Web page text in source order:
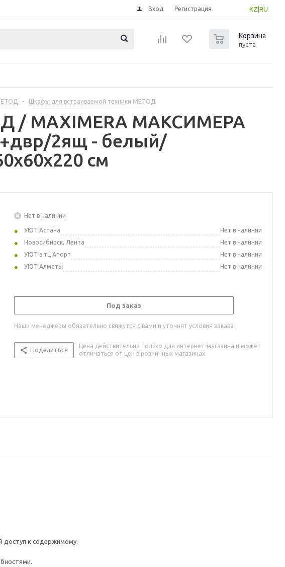
KZ RU
Вход Регистрация
Корзина
пуста
- Шкафы для встраиваемой техники МЕТОД
/ MAXIMERA МАКСИМЕРА
2ящ - белый/
см
Нет в наличии
УЮТ Астана
Нет в наличии
Новосибирск, Лента
Нет в наличии
УЮТ в тц Апорт
Нет в наличии
УЮТ Алматы
Нет в наличии
Под заказ
Наши менеджеры обязательно свяжутся с вами и уточнят условия заказа
Поделиться
Цена действительна только для интернет-магазина и может
отличаться от цен в розничных магазинах
доступ к содержимому.